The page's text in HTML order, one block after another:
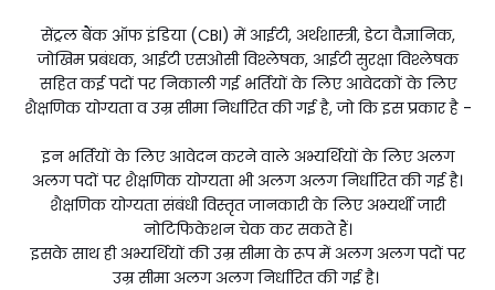
सेंट्रल बैंक ऑफ इंडिया (CBI) में आईटी, अर्थशास्त्री, डेटा वैज्ञानिक,
जोखिम प्रबंधक, आईटी एसओसी विश्लेषक, आईटी सुरक्षा विश्लेषक
सहित कई पदों पर निकाली गई भर्तियों के लिए आवेदकों के लिए
शैक्षणिक योग्यता व उम्र सीमा निर्धारित की गई है, जो कि इस प्रकार है -
इन भर्तियों के लिए आवेदन करने वाले अभ्यर्थियों के लिए अलग
अलग पदों पर शैक्षणिक योग्यता भी अलग अलग निर्धारित की गई है।
शैक्षणिक योग्यता संबंधी विस्तृत जानकारी के लिए अभ्यर्थी जारी
नोटिफिकेशन चेक कर सकते हैं।
इसके साथ ही अभ्यर्थियों की उम्र सीमा के रूप में अलग अलग पदों पर
उम्र सीमा अलग अलग निर्धारित की गई है।